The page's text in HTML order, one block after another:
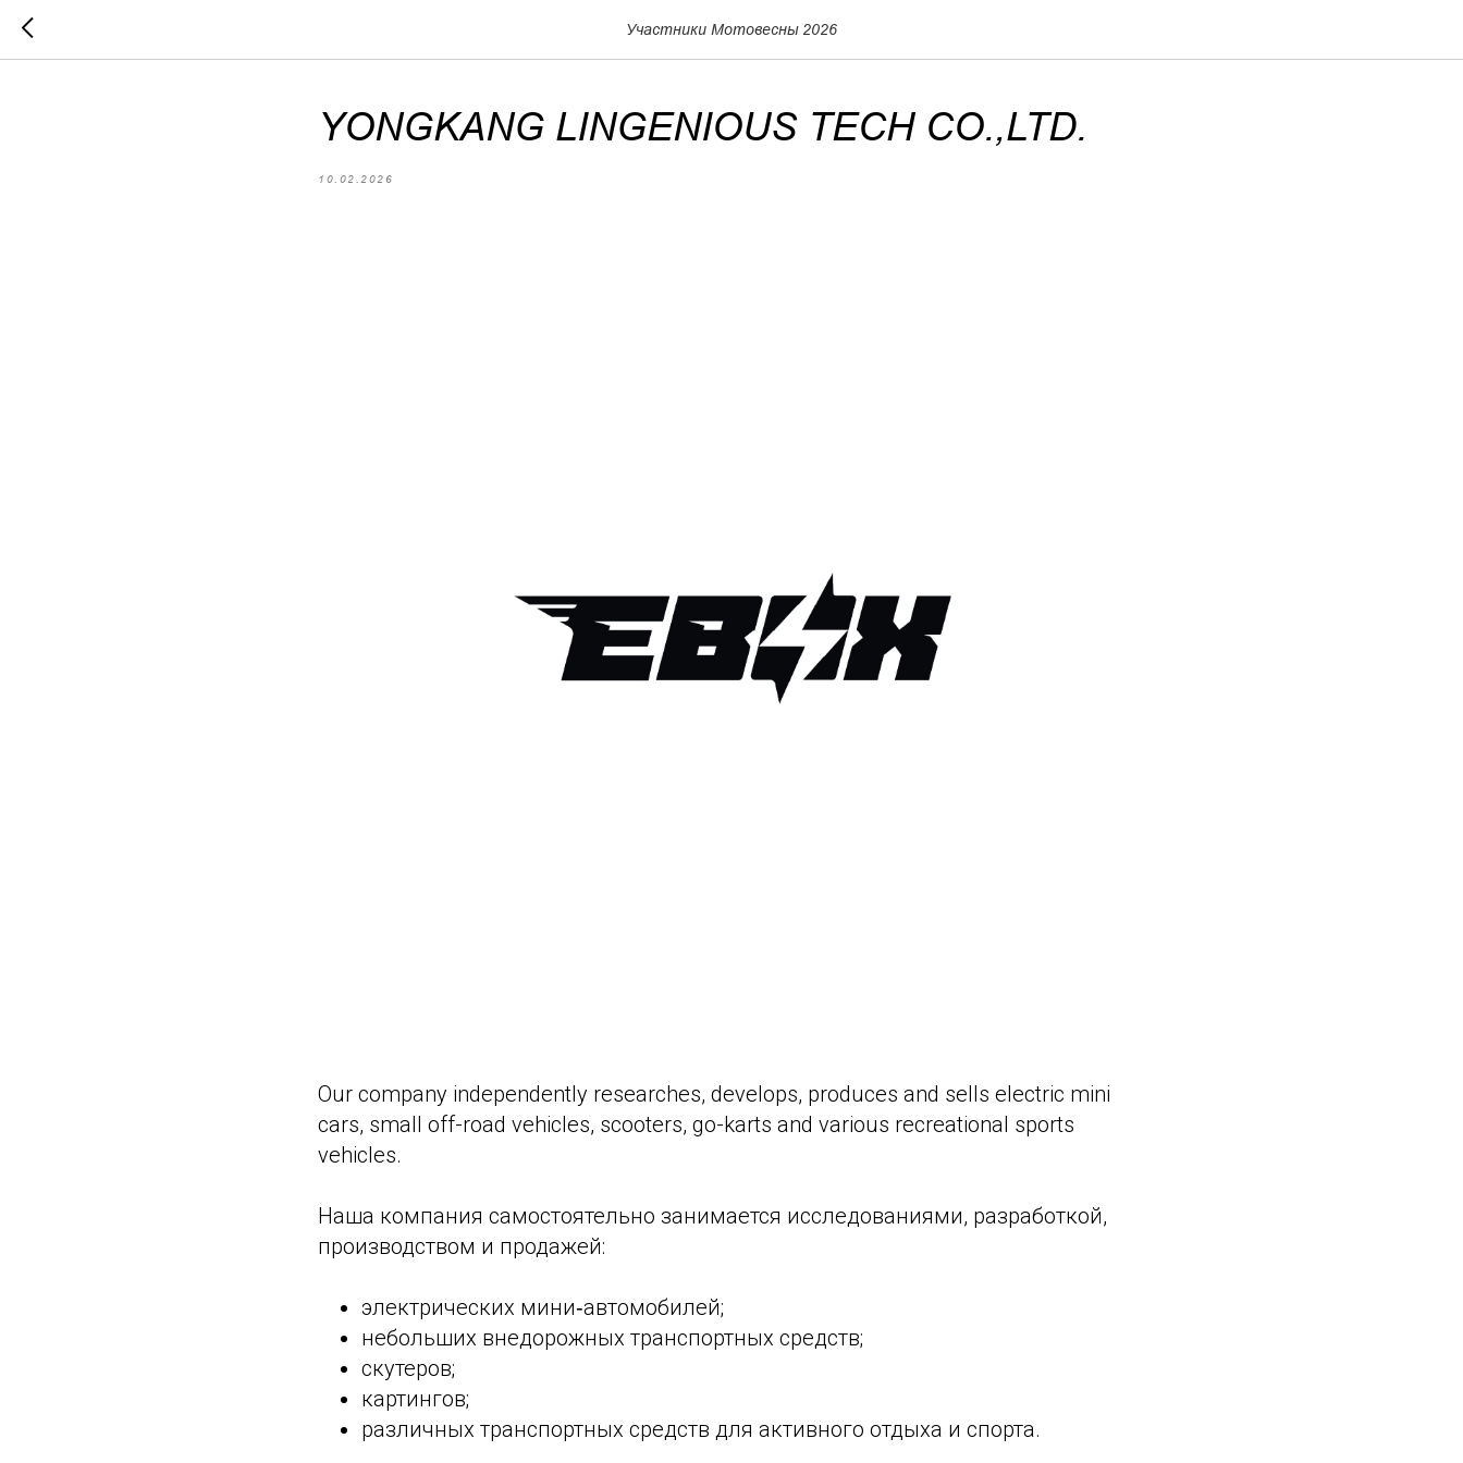
Участники Мотовесны 2026
YONGKANG LINGENIOUS TECH CO.,LTD.
10.02.2026
Our company independently researches, develops, produces and sells electric mini
cars, small off-road vehicles, scooters, go-karts and various recreational sports
vehicles.
Наша компания самостоятельно занимается исследованиями, разработкой,
производством и продажей:
электрических мини‑автомобилей;
небольших внедорожных транспортных средств;
скутеров;
картингов;
различных транспортных средств для активного отдыха и спорта.